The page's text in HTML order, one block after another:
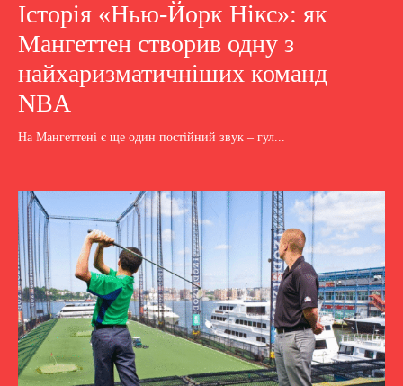
Історія «Нью-Йорк Нікс»: як
Мангеттен створив одну з
найхаризматичніших команд
NBA
На Мангеттені є ще один постійний звук – гул...